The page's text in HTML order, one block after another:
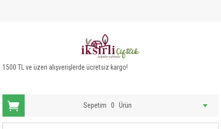
1500 TL ve üzeri alışverişlerde ücretsiz kargo!
Sepetim 0 Ürün